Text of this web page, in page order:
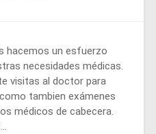
hacemos un esfuerzo
necesidades médicas.
visitas al doctor para
tambien exámenes
médicos de cabecera.